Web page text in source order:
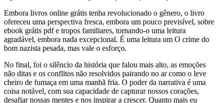
Embora livros online grátis tenha revolucionado o gênero, o livro
ofereceu uma perspectiva fresca, embora um pouco previsível, sobre
ebook grátis pdf e tropos familiares, tornando-o uma leitura
agradável, embora nada excepcional. É uma leitura um O crime do
bom nazista pesada, mas vale o esforço.
No final, foi o silêncio da história que falou mais alto, as emoções
não ditas e os conflitos não resolvidos pairando no ar como o leve
cheiro de fumaça em uma manhã fria. O poder da narrativa é uma
coisa notável, com sua capacidade de capturar nossos corações,
desafiar nossas mentes e nos inspirar a crescer. Quanto mais eu